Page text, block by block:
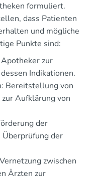
formuliert.
dass Patienten
und mögliche
Punkte sind:
zur
Indikationen.
Bereitstellung von
Aufklärung von
der
Überprüfung der
zwischen
Ärzten zur